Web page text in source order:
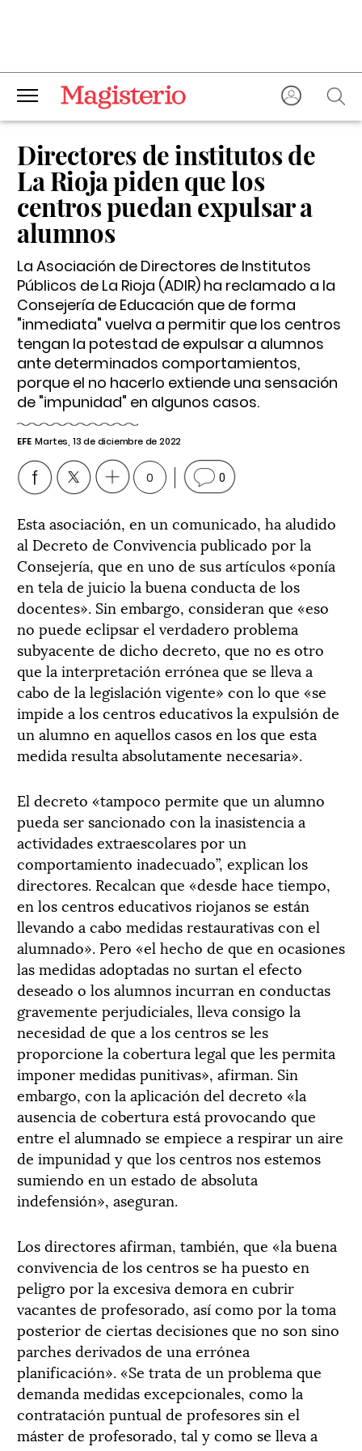
Directores de institutos de
La Rioja piden que los
centros puedan expulsar a
alumnos
La Asociación de Directores de Institutos
Públicos de La Rioja (ADIR) ha reclamado a la
Consejería de Educación que de forma
"inmediata" vuelva a permitir que los centros
tengan la potestad de expulsar a alumnos
ante determinados comportamientos,
porque el no hacerlo extiende una sensación
de "impunidad" en algunos casos.
EFE Martes, 13 de diciembre de 2022
0 0
Esta asociación, en un comunicado, ha aludido
al Decreto de Convivencia publicado por la
Consejería, que en uno de sus artículos «ponía
en tela de juicio la buena conducta de los
docentes». Sin embargo, consideran que «eso
no puede eclipsar el verdadero problema
subyacente de dicho decreto, que no es otro
que la interpretación errónea que se lleva a
cabo de la legislación vigente» con lo que «se
impide a los centros educativos la expulsión de
un alumno en aquellos casos en los que esta
medida resulta absolutamente necesaria».
El decreto «tampoco permite que un alumno
pueda ser sancionado con la inasistencia a
actividades extraescolares por un
comportamiento inadecuado”, explican los
directores. Recalcan que «desde hace tiempo,
en los centros educativos riojanos se están
llevando a cabo medidas restaurativas con el
alumnado». Pero «el hecho de que en ocasiones
las medidas adoptadas no surtan el efecto
deseado o los alumnos incurran en conductas
gravemente perjudiciales, lleva consigo la
necesidad de que a los centros se les
proporcione la cobertura legal que les permita
imponer medidas punitivas», afirman. Sin
embargo, con la aplicación del decreto «la
ausencia de cobertura está provocando que
entre el alumnado se empiece a respirar un aire
de impunidad y que los centros nos estemos
sumiendo en un estado de absoluta
indefensión», aseguran.
Los directores afirman, también, que «la buena
convivencia de los centros se ha puesto en
peligro por la excesiva demora en cubrir
vacantes de profesorado, así como por la toma
posterior de ciertas decisiones que no son sino
parches derivados de una errónea
planificación». «Se trata de un problema que
demanda medidas excepcionales, como la
contratación puntual de profesores sin el
máster de profesorado, tal y como se lleva a